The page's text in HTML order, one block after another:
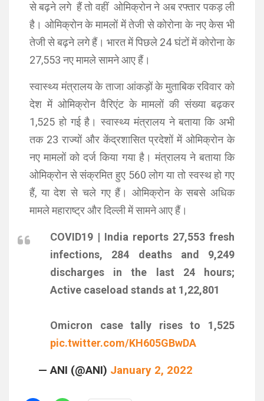
से बढ़ने लगे हैं तो वहीं ओमिक्रोन ने अब रफ्तार पकड़ ली
है। ओमिक्रोन के मामलों में तेजी से कोरोना के नए केस भी
तेजी से बढ़ने लगे हैं। भारत में पिछले 24 घंटों में कोरोना के
27,553 नए मामले सामने आए हैं।
स्वास्थ्य मंत्रालय के ताजा आंकड़ों के मुताबिक रविवार को
देश में ओमिक्रोन वैरिएंट के मामलों की संख्या बढ़कर
1,525 हो गई है। स्वास्थ्य मंत्रालय ने बताया कि अभी
तक 23 राज्यों और केंद्रशासित प्रदेशों में ओमिक्रोन के
नए मामलों को दर्ज किया गया है। मंत्रालय ने बताया कि
ओमिक्रोन से संक्रमित हुए 560 लोग या तो स्वस्थ हो गए
हैं, या देश से चले गए हैं। ओमिक्रोन के सबसे अधिक
मामले महाराष्ट्र और दिल्ली में सामने आए हैं।
COVID19 | India reports 27,553 fresh
infections, 284 deaths and 9,249
discharges in the last 24 hours;
Active caseload stands at 1,22,801
Omicron case tally rises to 1,525
pic.twitter.com/KH605GBwDA
— ANI (@ANI) January 2, 2022